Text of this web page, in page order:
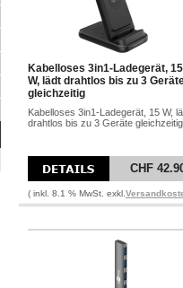
Kabelloses 3in1-Ladegerät, 15
W, lädt drahtlos bis zu 3
gleichzeitig
Kabelloses 3in1-Ladegerät, 15 W,
drahtlos bis zu 3 Geräte gleichzeitig
CHF
( inkl. 8.1 % MwSt. exkl.